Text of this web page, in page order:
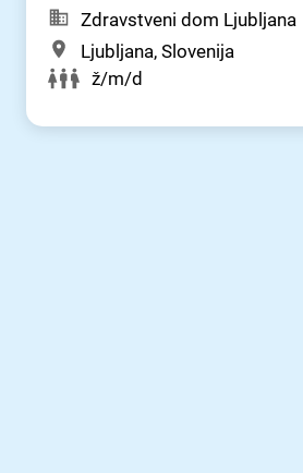
Zdravstveni dom Ljubljana
Ljubljana, Slovenija
ž/m/d